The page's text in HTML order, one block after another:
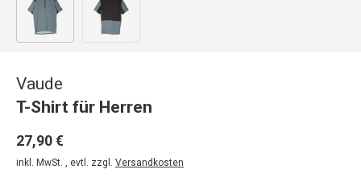
Bild 1 in Galerieansicht laden
Vaude
T-Shirt für Herren
27,90 €
inkl. MwSt. , evtl. zzgl. Versandkosten